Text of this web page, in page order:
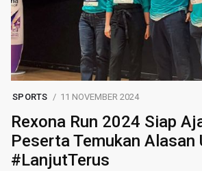
SPORTS 11 NOVEMBER 2024
Rexona Run 2024 Siap
Peserta Temukan Alasan
#LanjutTerus